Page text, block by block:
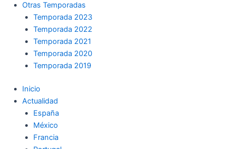
Otras Temporadas
Temporada 2023
Temporada 2022
Temporada 2021
Temporada 2020
Temporada 2019
Inicio
Actualidad
España
México
Francia